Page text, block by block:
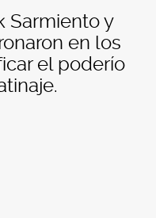
Sarmiento y
en los
el poderío